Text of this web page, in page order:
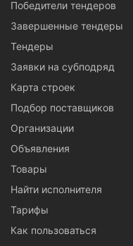
Победители тендеров
Завершенные тендеры
Тендеры
Заявки на субподряд
Карта строек
Подбор поставщиков
Организации
Объявления
Товары
Найти исполнителя
Тарифы
Как пользоваться